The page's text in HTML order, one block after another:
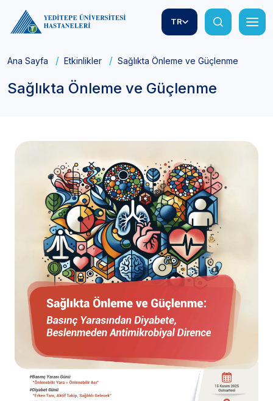
TR
Ana Sayfa Etkinlikler Sağlıkta Önleme ve Güçlenme
Sağlıkta Önleme ve Güçlenme